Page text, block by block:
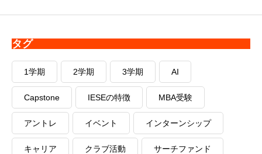
タグ
1学期 2学期 3学期 AI
Capstone IESEの特徴 MBA受験
アントレ イベント インターンシップ
キャリア クラブ活動 サーチファンド